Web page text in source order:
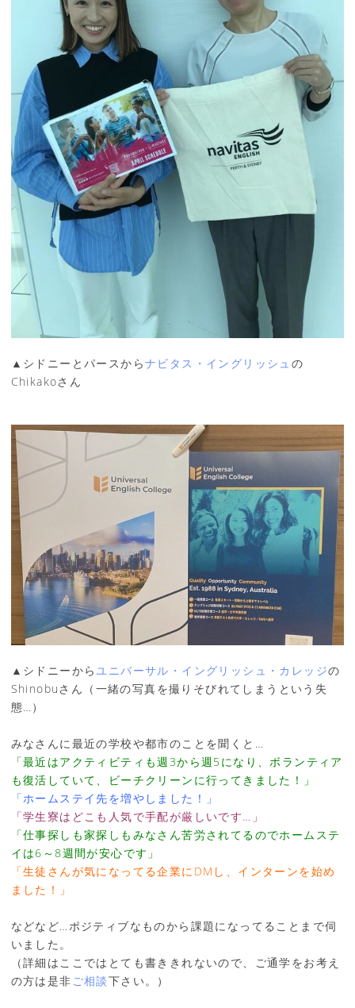
▲シドニーとパースからナビタス・イングリッシュ の
Chikakoさん
▲シドニーから ユニバーサル・イングリッシュ・カレッジの
Shinobuさん（一緒の写真を撮りそびれてしまうという失
態…）
みなさんに最近の学校や都市のことを聞くと…
「最近はアクティビティも週3から週5になり、ボランティア
も復活していて、ビーチクリーンに行ってきました！」
「ホームステイ先を増やしました！」
「学生寮はどこも人気で手配が厳しいです…」
「仕事探しも家探しもみなさん苦労されてるのでホームステ
イは6～8週間が安心です」
「生徒さんが気になってる企業にDMし、インターンを始め
ました！」
などなど…ポジティブなものから課題になってることまで伺
いました。
（詳細はここではとても書ききれないので、ご通学をお考え
の方は是非 ご相談下さい。）